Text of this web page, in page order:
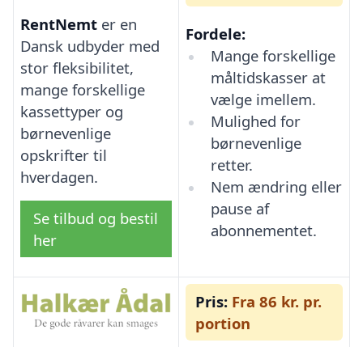
RentNemt er en
Dansk udbyder med
stor fleksibilitet,
mange forskellige
kassettyper og
børnevenlige
opskrifter til
hverdagen.
Se tilbud og bestil
her
Fordele:
Mange forskellige
måltidskasser at
vælge imellem.
Mulighed for
børnevenlige
retter.
Nem ændring eller
pause af
abonnementet.
Pris: Fra 86 kr. pr.
portion